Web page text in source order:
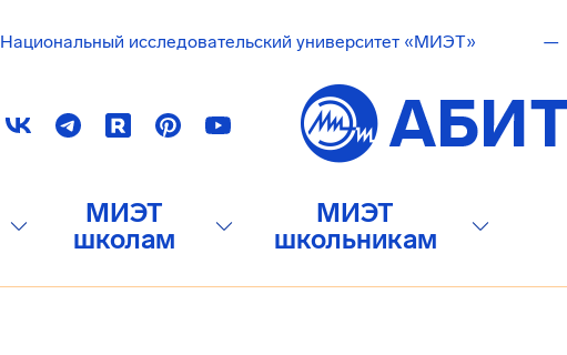
Национальный исследовательский университет «МИЭТ» —
МИЭТ
школам
МИЭТ
школьникам